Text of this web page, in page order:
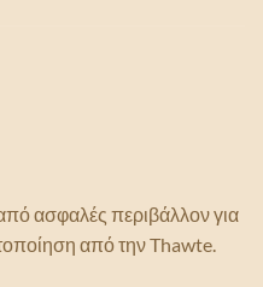
ασφαλές περιβάλλον για
από την Thawte.